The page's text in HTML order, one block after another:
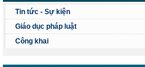
Tin tức - Sự kiện
Giáo dục pháp luật
Công khai